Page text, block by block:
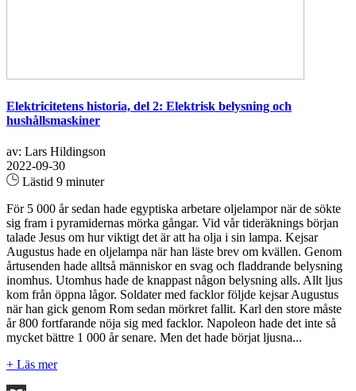
Elektricitetens historia, del 2: Elektrisk belysning och
hushållsmaskiner
av: Lars Hildingson
2022-09-30
Lästid 9 minuter
För 5 000 år sedan hade egyptiska arbetare oljelampor när de sökte
sig fram i pyramidernas mörka gångar. Vid vår tideräknings början
talade Jesus om hur viktigt det är att ha olja i sin lampa. Kejsar
Augustus hade en oljelampa när han läste brev om kvällen. Genom
årtusenden hade alltså människor en svag och fladdrande belysning
inomhus. Utomhus hade de knappast någon belysning alls. Allt ljus
kom från öppna lågor. Soldater med facklor följde kejsar Augustus
när han gick genom Rom sedan mörkret fallit. Karl den store måste
år 800 fortfarande nöja sig med facklor. Napoleon hade det inte så
mycket bättre 1 000 år senare. Men det hade börjat ljusna...
+ Läs mer